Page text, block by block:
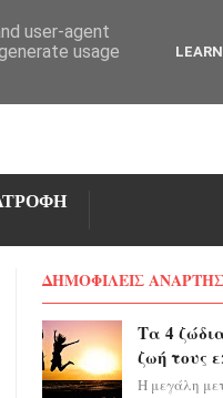
ΔΗΜΟΦΙΛΕΙΣ
Τα 4
ζωή τους
Η μεγάλη
user-agent
usage